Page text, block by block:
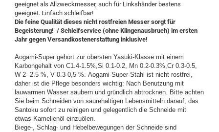
geeignet als Allzweckmesser, auch für Linkshänder bestens
geeignet. Einfach schleifbar!
Die feine Qualität dieses nicht rostfreien Messer sorgt für
Begeisterung! / Schleifservice (ohne Klingenausbruch) im ersten
Jahr gegen Versandkostenerstattung inklusive!
Aogami-Super gehört zur obersten Yasuki-Klasse mit einem
Karbongehalt von C1.4-1.5%,Si 0.1-0.2, Mn 0.2-0.3%,Cr 0.3-0.5,
W 2- 2.5 %, V 0.3-0,5 %. Aogami-Super-Stahl ist nicht rostfrei,
daher ist die Pflege besonders wichtig: Nach Benutzung mit
lauwarmen Wasser säubern und gründlich abtrocknen. Bitte achten
Sie beim Schneiden von säurehaltigen Lebensmitteln darauf, das
Santoku sofort zu reinigen und gelegentlich die Schneide mit
etwas Kamelienöl einzuölen.
Biege-, Schlag- und Hebelbewegungen der Schneide sind